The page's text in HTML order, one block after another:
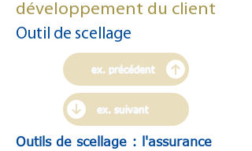
développement du client
Outil de scellage
ex. précédent
ex. suivant
Outils de scellage : l'assurance